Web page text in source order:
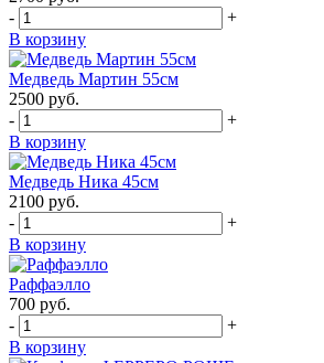
-
+
В корзину
Медведь Мартин 55см
2500 руб.
-
+
В корзину
Медведь Ника 45см
2100 руб.
-
+
В корзину
Раффаэлло
700 руб.
-
+
В корзину